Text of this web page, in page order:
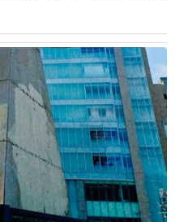
シリ…出雲大社の日本最大級
年ぶり掛けかえ 伝統の「大
万回超再生「ほんとに圧巻」
査部
」海外のような絶景ショット
れてからいいところだったん
王」と呼ばれた作家の娘は